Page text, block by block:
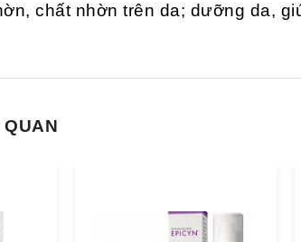
chất nhờn trên da; dưỡng da,